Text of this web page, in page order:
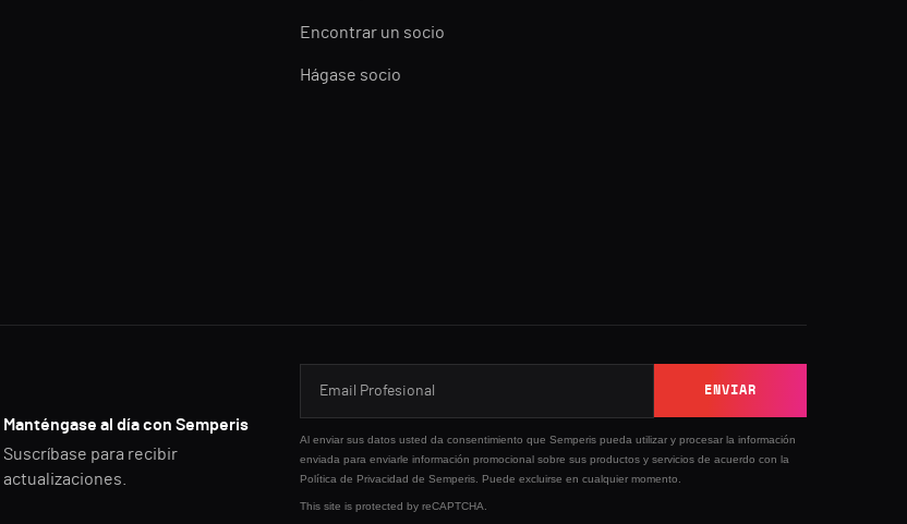
Encontrar un socio
Hágase socio
Manténgase al día con Semperis
Suscríbase para recibir
actualizaciones.
Al enviar sus datos usted da consentimiento que Semperis pueda utilizar y procesar la información
enviada para enviarle información promocional sobre sus productos y servicios de acuerdo con la
Política de Privacidad de Semperis. Puede excluirse en cualquier momento.
This site is protected by reCAPTCHA.
ENVIAR